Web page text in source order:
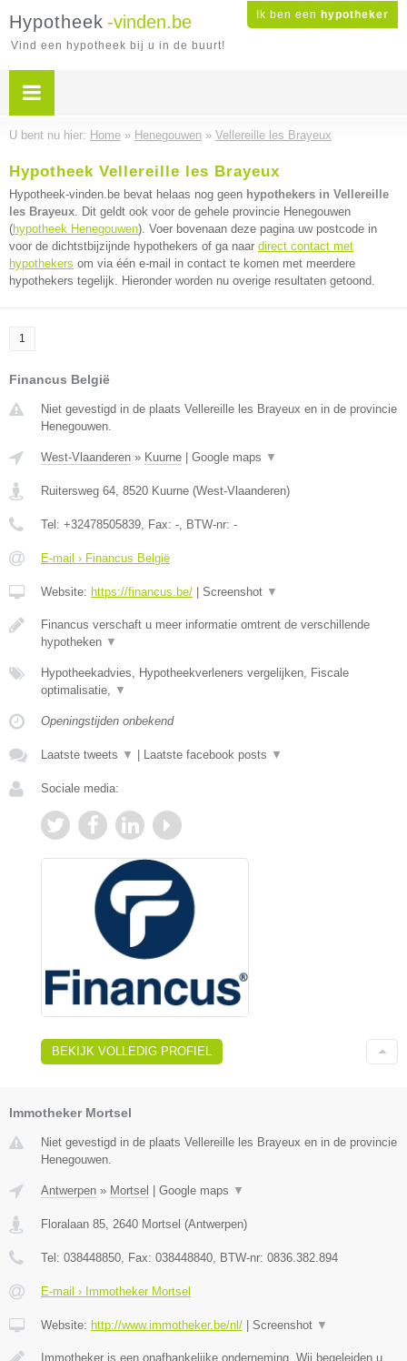
Ik ben een hypotheker
Hypotheek -vinden.be
Vind een hypotheek bij u in de buurt!
U bent nu hier: Home » Henegouwen » Vellereille les Brayeux
Hypotheek Vellereille les Brayeux
Hypotheek-vinden.be bevat helaas nog geen hypothekers in Vellereille
les Brayeux. Dit geldt ook voor de gehele provincie Henegouwen
(hypotheek Henegouwen). Voer bovenaan deze pagina uw postcode in
voor de dichtstbijzijnde hypothekers of ga naar direct contact met
hypothekers om via één e-mail in contact te komen met meerdere
hypothekers tegelijk. Hieronder worden nu overige resultaten getoond.
1
Financus België
Niet gevestigd in de plaats Vellereille les Brayeux en in de provincie
Henegouwen.
West-Vlaanderen » Kuurne Google maps ▼
Ruitersweg 64, 8520 Kuurne (West-Vlaanderen)
Tel: +32478505839, Fax: -, BTW-nr: -
E-mail › Financus België
Website: https://financus.be/ Screenshot ▼
Financus verschaft u meer informatie omtrent de verschillende
hypotheken ▼
Hypotheekadvies, Hypotheekverleners vergelijken, Fiscale
optimalisatie, ▼
Openingstijden onbekend
Laatste tweets ▼ Laatste facebook posts ▼
Sociale media:
BEKIJK VOLLEDIG PROFIEL
Immotheker Mortsel
Niet gevestigd in de plaats Vellereille les Brayeux en in de provincie
Henegouwen.
Antwerpen » Mortsel Google maps ▼
Floralaan 85, 2640 Mortsel (Antwerpen)
Tel: 038448850, Fax: 038448840, BTW-nr: 0836.382.894
E-mail › Immotheker Mortsel
Website: http://www.immotheker.be/nl/ Screenshot ▼
Immotheker is een onafhankelijke onderneming. Wij begeleiden u